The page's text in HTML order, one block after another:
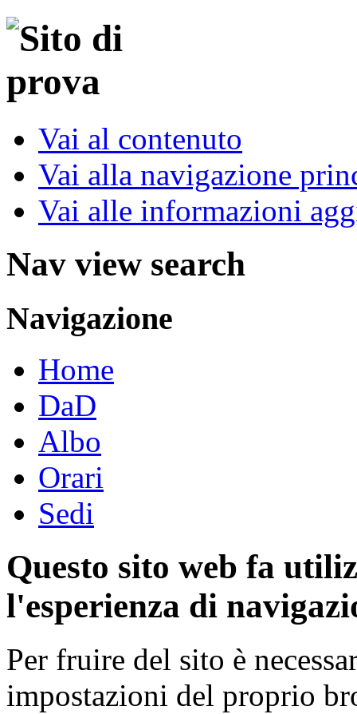
Vai al contenuto
Vai alla navigazione
Vai alle informazioni
Nav view search
Navigazione
Home
DaD
Albo
Orari
Sedi
Questo sito web fa
l'esperienza di
Per fruire del sito è
impostazioni del proprio